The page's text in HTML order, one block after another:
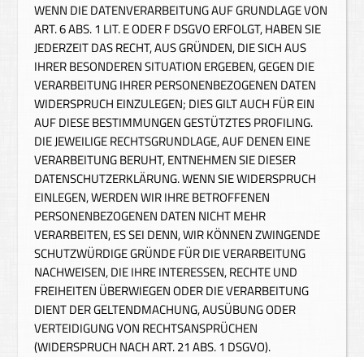
WENN DIE DATENVERARBEITUNG AUF GRUNDLAGE VON
ART. 6 ABS. 1 LIT. E ODER F DSGVO ERFOLGT, HABEN SIE
JEDERZEIT DAS RECHT, AUS GRÜNDEN, DIE SICH AUS
IHRER BESONDEREN SITUATION ERGEBEN, GEGEN DIE
VERARBEITUNG IHRER PERSONENBEZOGENEN DATEN
WIDERSPRUCH EINZULEGEN; DIES GILT AUCH FÜR EIN
AUF DIESE BESTIMMUNGEN GESTÜTZTES PROFILING.
DIE JEWEILIGE RECHTSGRUNDLAGE, AUF DENEN EINE
VERARBEITUNG BERUHT, ENTNEHMEN SIE DIESER
DATENSCHUTZERKLÄRUNG. WENN SIE WIDERSPRUCH
EINLEGEN, WERDEN WIR IHRE BETROFFENEN
PERSONENBEZOGENEN DATEN NICHT MEHR
VERARBEITEN, ES SEI DENN, WIR KÖNNEN ZWINGENDE
SCHUTZWÜRDIGE GRÜNDE FÜR DIE VERARBEITUNG
NACHWEISEN, DIE IHRE INTERESSEN, RECHTE UND
FREIHEITEN ÜBERWIEGEN ODER DIE VERARBEITUNG
DIENT DER GELTENDMACHUNG, AUSÜBUNG ODER
VERTEIDIGUNG VON RECHTSANSPRÜCHEN
(WIDERSPRUCH NACH ART. 21 ABS. 1 DSGVO).